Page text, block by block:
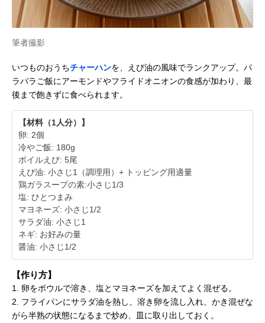
筆者撮影
いつものおうちチャーハンを、えび油の風味でランクアップ。パ
ラパラご飯にアーモンドやフライドオニオンの食感が加わり、最
後まで飽きずに食べられます。
【材料（1人分）】
卵: 2個
冷やご飯: 180g
ボイルえび: 5尾
えび油: 小さじ1（調理用）+ トッピング用適量
鶏ガラスープの素:小さじ1/3
塩: ひとつまみ
マヨネーズ: 小さじ1/2
サラダ油: 小さじ1
ネギ: お好みの量
醤油: 小さじ1/2
【作り方】
1. 卵をボウルで溶き、塩とマヨネーズを加えてよく混ぜる。
2. フライパンにサラダ油を熱し、溶き卵を流し入れ、かき混ぜな
がら半熟の状態になるまで炒め、皿に取り出しておく。